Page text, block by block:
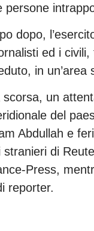
persone
dopo,
ed i civili,
in un’area
scorsa, un
del
Abdullah e
stranieri di
Press,
reporter.